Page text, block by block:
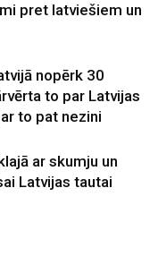
pret latviešiem un
nopērk 30
to par Latvijas
to pat nezini
ar skumju un
Latvijas tautai